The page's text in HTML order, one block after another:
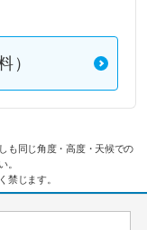
）
も同じ角度・高度・天候での
。
禁じます。